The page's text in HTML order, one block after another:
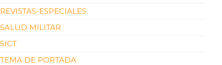
REVISTAS-ESPECIALES
SALUD MILITAR
SICT
TEMA DE PORTADA